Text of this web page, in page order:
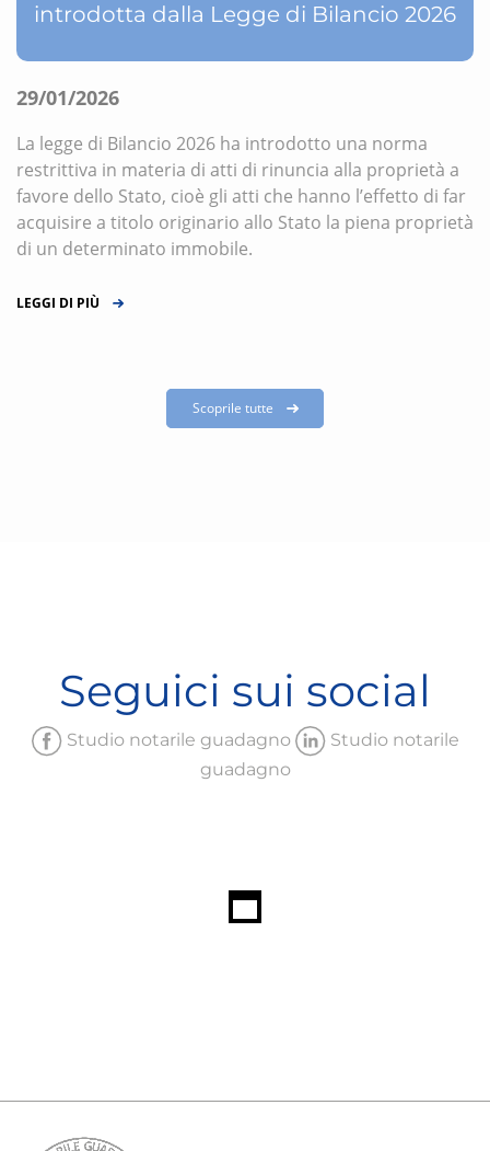
introdotta dalla Legge di Bilancio 2026
29/01/2026
La legge di Bilancio 2026 ha introdotto una norma
restrittiva in materia di atti di rinuncia alla proprietà a
favore dello Stato, cioè gli atti che hanno l’effetto di far
acquisire a titolo originario allo Stato la piena proprietà
di un determinato immobile.
LEGGI DI PIÙ
Scoprile tutte
Seguici sui social
Studio notarile guadagno
Studio notarile
guadagno